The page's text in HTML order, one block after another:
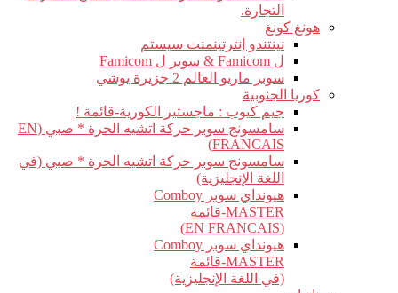
التجارة.
هونغ كونغ
نينتندو إنترتينمنت سيستم
ل Famicom & سوبر ل Famicom
سوبر ماريو العالم 2 جزيرة يوشي
كوريا الجنوبية
جيم كيوب : ماجستير الكورية-قائمة !
سامسونج سوبر حركة اتشيه الحرة * صبي (EN
FRANCAIS)
سامسونج سوبر حركة اتشيه الحرة * صبي (في
اللغة الإنجليزية)
هيونداي سوبر Comboy
MASTER-قائمة
(EN FRANCAIS)
هيونداي سوبر Comboy
MASTER-قائمة
(في اللغة الإنجليزية)